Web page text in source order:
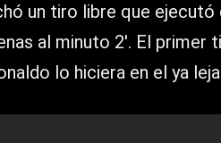
un tiro libre que ejecutó
al minuto 2′. El
lo hiciera en el ya